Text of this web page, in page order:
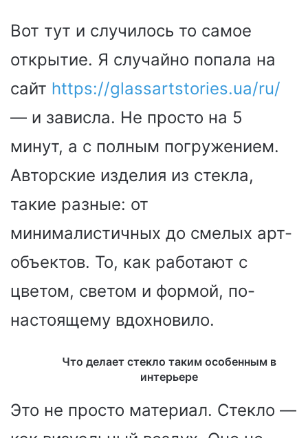
Вот тут и случилось то самое
открытие. Я случайно попала на
сайт https://glassartstories.ua/ru/
— и зависла. Не просто на 5
минут, а с полным погружением.
Авторские изделия из стекла,
такие разные: от
минималистичных до смелых арт-
объектов. То, как работают с
цветом, светом и формой, по-
настоящему вдохновило.
Что делает стекло таким особенным в
интерьере
Это не просто материал. Стекло —